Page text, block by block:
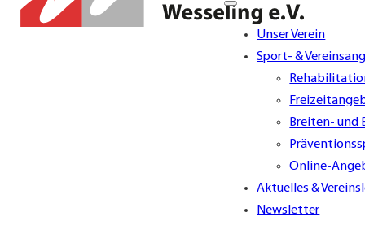
Unser Verein
Sport- &
Breiten- und
Online-
Aktuelles &
Newsletter